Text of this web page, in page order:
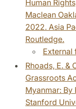
Human
Maclean
2022. Asia
Routledge.
External
Rhoads, E. &
Grassroots
Myanmar: By
Stanford